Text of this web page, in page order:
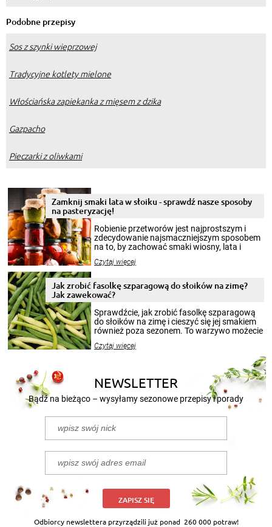
Podobne przepisy
Sos z szynki wieprzowej
Tradycyjne kotlety mielone
Włościańska zapiekanka z mięsem z dzika
Gazpacho
Pieczarki z oliwkami
Zamknij smaki lata w słoiku - sprawdź nasze sposoby
na pasteryzację!
Robienie przetworów jest najprostszym i
zdecydowanie najsmaczniejszym sposobem
na to, by zachować smaki wiosny, lata i
krajobrazów, by cieszyć nimi oko w sezonie
pełni poczuć atmosferę cieplejszych
miesięcy. Przygotowanie słoików ze
smakowitą zawartością musi obejmować
patenty, które pozwolą zachować świeżość
przetworów.
Czytaj więcej
Jak zrobić fasolkę szparagową do słoików na zimę?
Jak zawekować?
Sprawdźcie, jak zrobić fasolkę szparagową
do słoików na zimę i cieszyć się jej smakiem
również poza sezonem. To warzywo możecie
nasze propozycje!
Czytaj więcej
NEWSLETTER
Bądź na bieżąco – wysyłamy sezonowe przepisy i porady
ZAPISZ SIĘ
Odbiorcy newslettera przyrządzili już ponad 260 000 potraw!